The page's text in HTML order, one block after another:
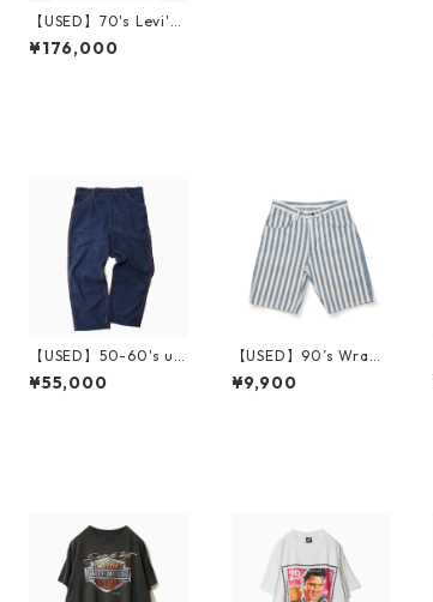
【USED】70's Levi's
501 66 Single 実寸 W
31 L30
¥176,000
【USED】50-60's un
known Denim Painte
r Pants 実寸 W36 L27
¥55,000
【USED】90’s Wrang
ler Stripe Short Pant
s W29 Made in USA
¥9,900